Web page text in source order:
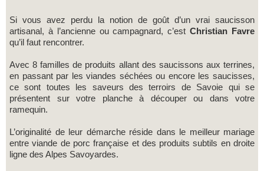
Si vous avez perdu la notion de goût d’un vrai saucisson
artisanal, à l’ancienne ou campagnard, c’estChristian Favre
qu’il faut rencontrer.
Avec 8 familles de produits allant des saucissons aux terrines,
en passant par les viandes séchées ou encore les saucisses,
ce sont toutes les saveurs des terroirs de Savoie qui se
présentent sur votre planche à découper ou dans votre
ramequin.
L’originalité de leur démarche réside dans le meilleur mariage
entre viande de porc française et des produits subtils en droite
ligne des Alpes Savoyardes.